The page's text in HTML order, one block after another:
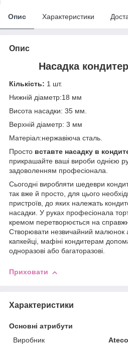
Опис Характеристики
Опис
Насадка
Кількість: 1 шт.
Нижній діаметр:18 мм
Висота насадки: 35 мм.
Верхній діаметр: 3 мм
Матеріал:нержавіюча сталь.
Просто вставте насадку в
прикрашайте ваші вироби однією
задоволенням професіонала.
Сьогодні виробляти шедеври
так вже й просто, для цього
пристроїв, до яких належать
насадки. У руках професіонала
кремом перетворюється на
Створювати незвичайний малюнок
капкейці, мафіні кондитерам
одноразові або багаторазові.
Приховати
Характеристики
Основні атрибути
Виробник
Ateco